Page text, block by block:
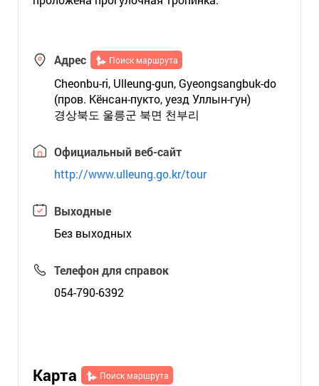
Адрес Поиск маршрута
Cheonbu-ri, Ulleung-gun, Gyeongsangbuk-do
(пров. Кёнсан-пукто, уезд Уллын-гун)
경상북도 울릉군 북면 천부리
Официальный веб-сайт
http://www.ulleung.go.kr/tour
Выходные
Без выходных
Телефон для справок
054-790-6392
Карта Поиск маршрута